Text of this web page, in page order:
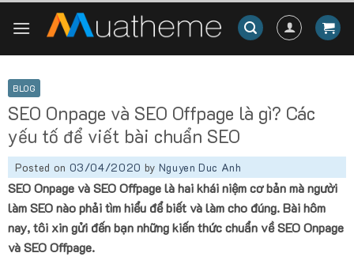
BLOG
SEO Onpage và SEO Offpage là gì? Các
yếu tố để viết bài chuẩn SEO
Posted on 03/04/2020 by Nguyen Duc Anh
SEO Onpage và SEO Offpage là hai khái niệm cơ bản mà người
làm SEO nào phải tìm hiểu để biết và làm cho đúng. Bài hôm
nay, tôi xin gửi đến bạn những kiến thức chuẩn về SEO Onpage
và SEO Offpage.